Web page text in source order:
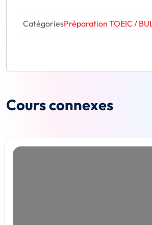
CatégoriesPréparation TOEIC /
Cours connexes